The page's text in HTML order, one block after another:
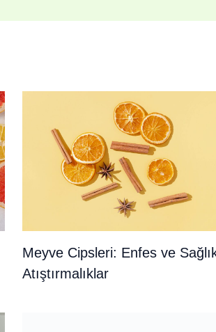
Meyve Cipsleri: Enfes ve
Atıştırmalıklar